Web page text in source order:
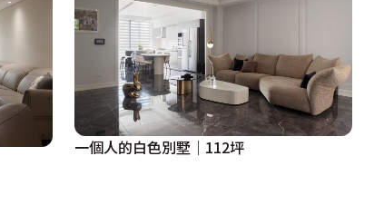
一個人的白色別墅｜112坪